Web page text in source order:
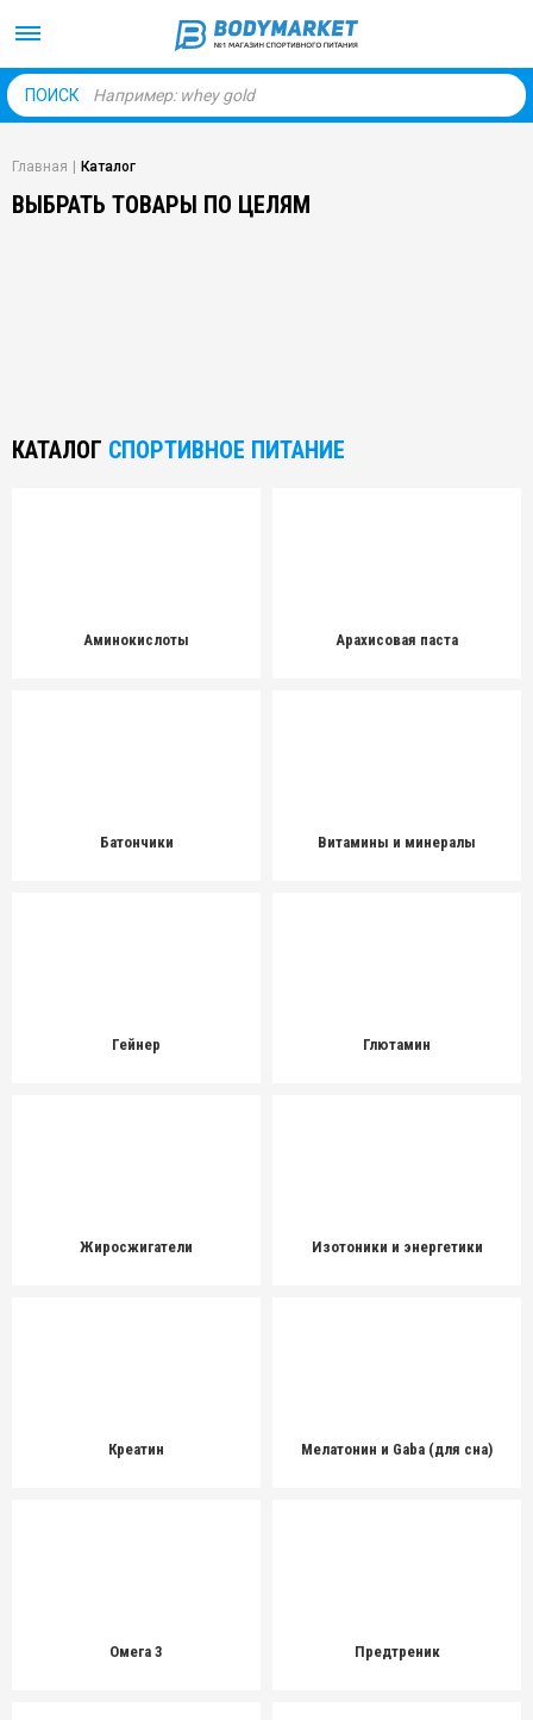
ПОИСК
Главная Каталог
ВЫБРАТЬ ТОВАРЫ ПО ЦЕЛЯМ
КАТАЛОГ СПОРТИВНОЕ ПИТАНИЕ
Аминокислоты Арахисовая паста
Батончики Витамины и минералы
Гейнер Глютамин
Жиросжигатели Изотоники и энергетики
Креатин Мелатонин и Gaba (для сна)
Омега 3 Предтреник